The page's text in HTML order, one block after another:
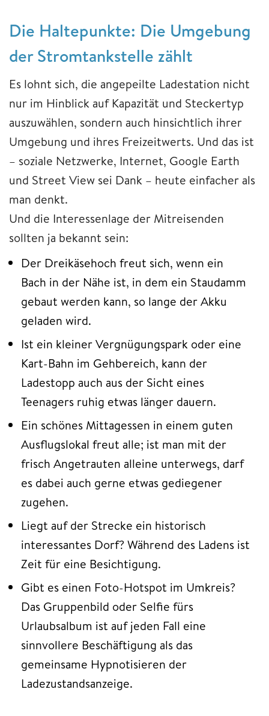
Die Haltepunkte: Die Umgebung
der Stromtankstelle zählt
Es lohnt sich, die angepeilte Ladestation nicht
nur im Hinblick auf Kapazität und Steckertyp
auszuwählen, sondern auch hinsichtlich ihrer
Umgebung und ihres Freizeitwerts. Und das ist
– soziale Netzwerke, Internet, Google Earth
und Street View sei Dank – heute einfacher als
man denkt.
Und die Interessenlage der Mitreisenden
sollten ja bekannt sein:
Der Dreikäsehoch freut sich, wenn ein
Bach in der Nähe ist, in dem ein Staudamm
gebaut werden kann, so lange der Akku
geladen wird.
Ist ein kleiner Vergnügungspark oder eine
Kart-Bahn im Gehbereich, kann der
Ladestopp auch aus der Sicht eines
Teenagers ruhig etwas länger dauern.
Ein schönes Mittagessen in einem guten
Ausflugslokal freut alle; ist man mit der
frisch Angetrauten alleine unterwegs, darf
es dabei auch gerne etwas gediegener
zugehen.
Liegt auf der Strecke ein historisch
interessantes Dorf? Während des Ladens ist
Zeit für eine Besichtigung.
Gibt es einen Foto-Hotspot im Umkreis?
Das Gruppenbild oder Selfie fürs
Urlaubsalbum ist auf jeden Fall eine
sinnvollere Beschäftigung als das
gemeinsame Hypnotisieren der
Ladezustandsanzeige.